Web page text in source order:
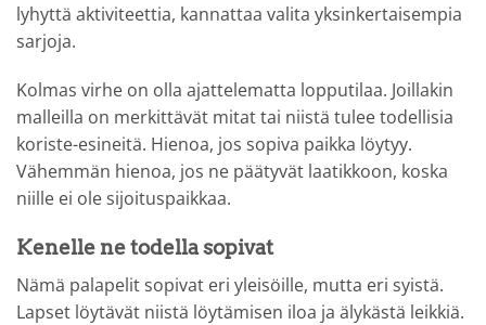
lyhyttä aktiviteettia, kannattaa valita yksinkertaisempia
sarjoja.
Kolmas virhe on olla ajattelematta lopputilaa. Joillakin
malleilla on merkittävät mitat tai niistä tulee todellisia
koriste-esineitä. Hienoa, jos sopiva paikka löytyy.
Vähemmän hienoa, jos ne päätyvät laatikkoon, koska
niille ei ole sijoituspaikkaa.
Kenelle ne todella sopivat
Nämä palapelit sopivat eri yleisöille, mutta eri syistä.
Lapset löytävät niistä löytämisen iloa ja älykästä leikkiä.